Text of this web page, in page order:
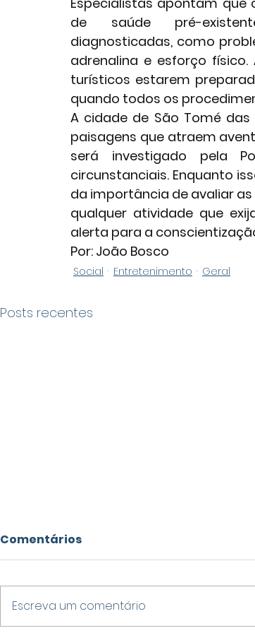
de saúde pré-
diagnosticadas, como
adrenalina e esforço
turísticos estarem
quando todos os
A cidade de São Tomé
paisagens que atraem
será investigado pela
circunstanciais. Enquanto
da importância de avaliar
qualquer atividade que
alerta para a
Por: João Bosco
Social Entretenimento Geral
Posts recentes
Comentários
Escreva um comentário